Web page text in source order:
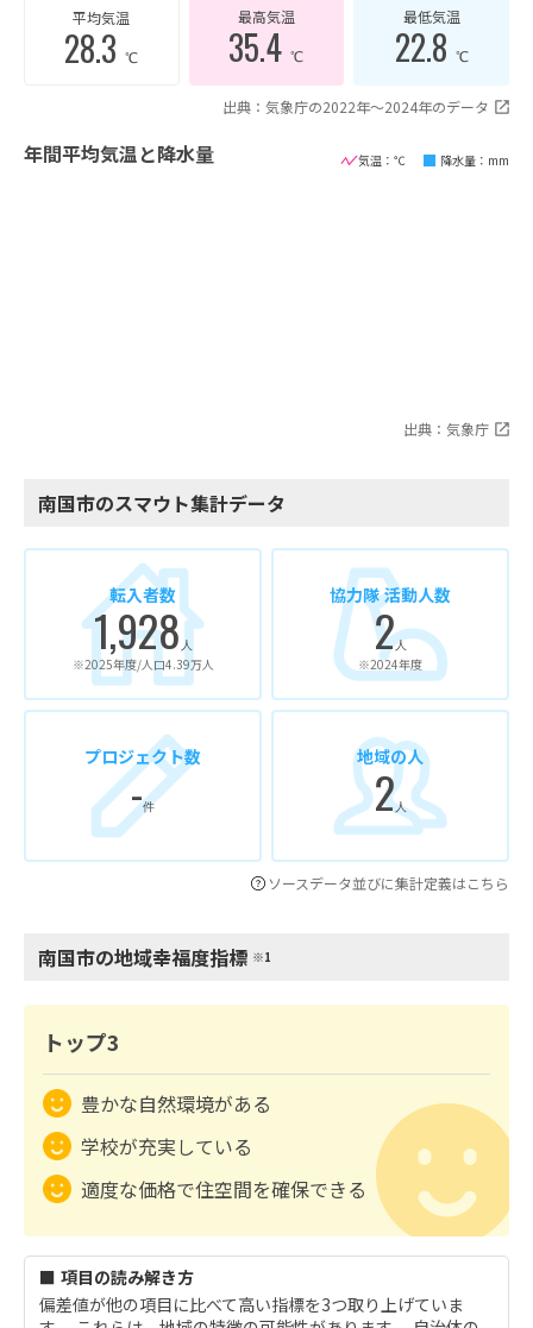
平均気温
28.3℃
最高気温
35.4℃
最低気温
22.8 ℃
出典：気象庁の2022年〜2024年のデータ
年間平均気温と降水量 気温：℃ 降水量：mm
出典：気象庁
南国市のスマウト集計データ
転入者数
1,928人
※2025年度/人口4.39万人
協力隊 活動人数
2人
※2024年度
プロジェクト数
-件
地域の人
2人
ソースデータ並びに集計定義はこちら
南国市の地域幸福度指標 ※1
トップ3
豊かな自然環境がある
学校が充実している
適度な価格で住空間を確保できる
■ 項目の読み解き方
偏差値が他の項目に比べて高い指標を3つ取り上げていま